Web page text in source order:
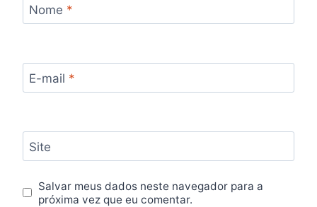
Nome *
E-mail *
Site
Salvar meus dados neste navegador para a
próxima vez que eu comentar.